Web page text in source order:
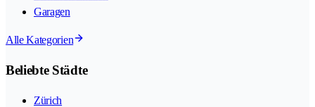
Garagen
Alle Kategorien
Beliebte Städte
Zürich